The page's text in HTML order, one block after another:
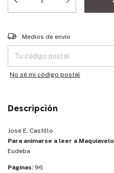
Entregas para el CP:
Medios de envío
No sé mi código postal
Descripción
José E. Castillo
Para animarse a leer a Maquiavelo
Eudeba
Páginas: 96